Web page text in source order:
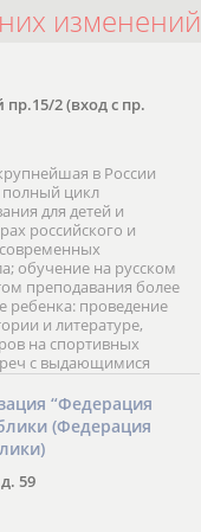
изменений
пр.15/2 (вход с пр.
в России
цикл
для детей и
российского и
обучение на русском
преподавания более
ребенка: проведение
и литературе,
на спортивных
с выдающимися
обучение в
круглые столы
фестивалей;
“Федерация
(Федерация
59